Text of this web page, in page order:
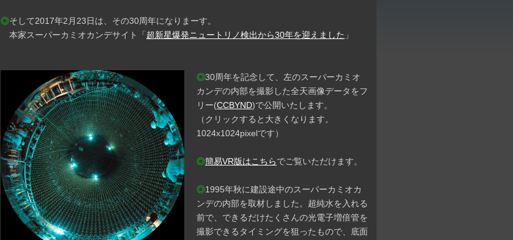
◎そして2017年2月23日は、その30周年になりまーす。
本家スーパーカミオカンデサイト「 超新星爆発ニュートリノ検出から30年を迎えました 」
◎30周年を記念して、左のスーパーカミオ
カンデの内部を撮影した全天画像データをフ
リー(CCBYND)で公開いたします。
（クリックすると大きくなります。
1024x1024pixelです）
◎簡易VR版はこちら でご覧いただけます。
◎1995年秋に建設途中のスーパーカミオカ
ンデの内部を取材しました。超純水を入れる
前で、できるだけたくさんの光電子増倍管を
撮影できるタイミングを狙ったもので、底面